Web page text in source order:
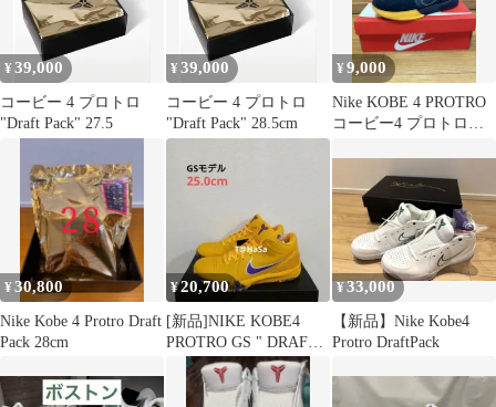
FQ3544-001
¥39,000
コービー 4 プロトロ
"Draft Pack" 27.5
¥39,000
コービー 4 プロトロ
"Draft Pack" 28.5cm
¥9,000
Nike KOBE 4 PROTRO
コービー4 プロトロ
¥30,800
Nike Kobe 4 Protro Draft
Pack 28cm
¥20,700
[新品]NIKE KOBE4
PROTRO GS " DRAFT
PACK "
¥33,000
【新品】Nike Kobe4
Protro DraftPack